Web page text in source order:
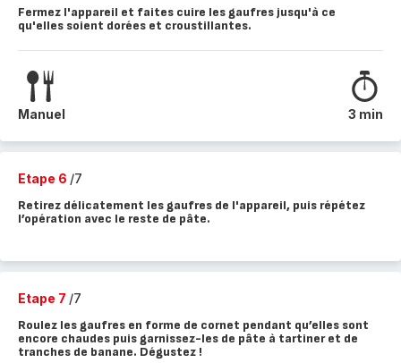
Fermez l'appareil et faites cuire les gaufres jusqu'à ce
qu'elles soient dorées et croustillantes.
Manuel 3 min
Etape 6 /7
Retirez délicatement les gaufres de l'appareil, puis répétez
l’opération avec le reste de pâte.
Etape 7 /7
Roulez les gaufres en forme de cornet pendant qu’elles sont
encore chaudes puis garnissez-les de pâte à tartiner et de
tranches de banane. Dégustez !